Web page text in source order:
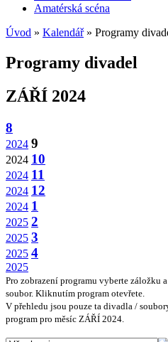
Amatérská scéna
Úvod » Kalendář» Programy
Programy divadel
ZÁŘÍ 2024
8
2024 9
2024 10
2024 11
2024 12
2024 1
2025 2
2025 3
2025 4
2025
Pro zobrazení programu vyberte záložku
soubor. Kliknutím program otevřete.
V přehledu jsou pouze ta divadla /
program pro měsíc ZÁŘÍ 2024.